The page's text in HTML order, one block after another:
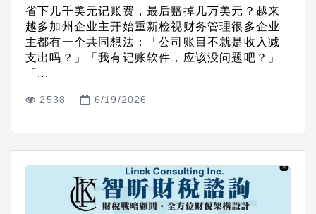
省下几千美元记账费，最后赔掉几万美元？越来
越多加州企业主开始重新检视财务管理很多企业
主都有一个共同想法：「公司账目不就是收入减
支出吗？」「我有记账软件，应该没问题吧？」
「...
2538 6/19/2026